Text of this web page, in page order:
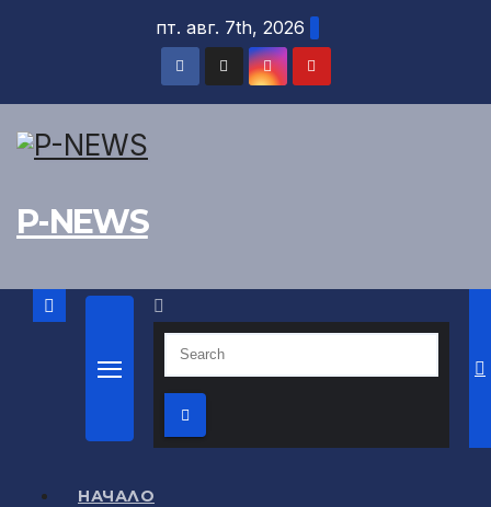
пт. авг. 7th, 2026
P-NEWS
НАЧАЛО